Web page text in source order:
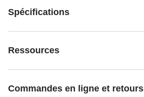
Spécifications
Ressources
Commandes en ligne et retours